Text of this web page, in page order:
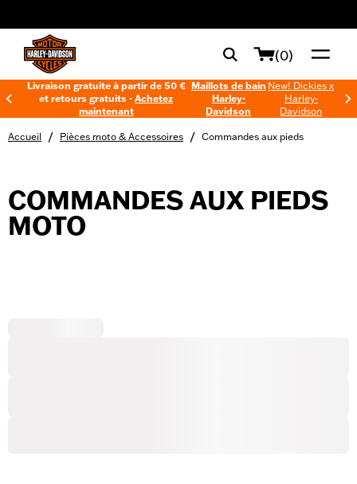
(0)
Livraison gratuite à partir de 50 €
et retours gratuits -Achetez
maintenant
Maillots de bain
Harley-
Davidson
New! Dickies x
Harley-
Davidson
Accueil / Pièces moto & Accessoires / Commandes aux pieds
COMMANDES AUX PIEDS
MOTO